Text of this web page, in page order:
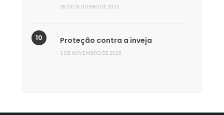
18 DE OUTUBRO DE 2025
Proteção contra a inveja
1 DE NOVEMBRO DE 2025